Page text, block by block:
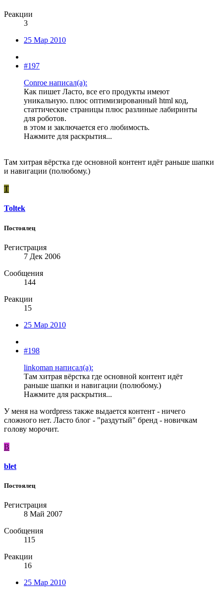
Реакции
3
25 Мар 2010
#197
Conroe написал(а):
Как пишет Ласто, все его продукты имеют
уникальную. плюс оптимизированный html код,
статтические страницы плюс разлиные лабиринты
для роботов.
в этом и заключается его любимость.
Нажмите для раскрытия...
Там хитрая вёрстка где основной контент идёт раньше шапки
и навигации (полюбому.)
T
Toltek
Постоялец
Регистрация
7 Дек 2006
Сообщения
144
Реакции
15
25 Мар 2010
#198
linkoman написал(а):
Там хитрая вёрстка где основной контент идёт
раньше шапки и навигации (полюбому.)
Нажмите для раскрытия...
У меня на wordpress также выдается контент - ничего
сложного нет. Ласто блог - "раздутый" бренд - новичкам
голову морочит.
B
blet
Постоялец
Регистрация
8 Май 2007
Сообщения
115
Реакции
16
25 Мар 2010